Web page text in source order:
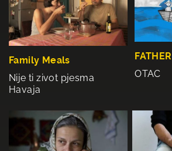
Family Meals
Nije ti zivot pjesma
Havaja
FATHER
OTAC